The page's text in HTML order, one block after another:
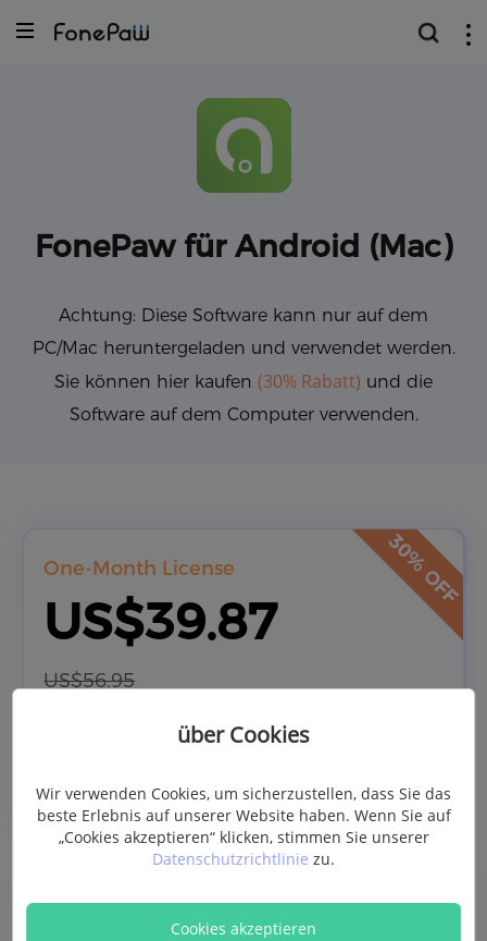
FonePaw für Android (Mac)
Achtung: Diese Software kann nur auf dem
PC/Mac heruntergeladen und verwendet werden.
Sie können hier kaufen (30% Rabatt) und die
Software auf dem Computer verwenden.
One-Month License
US$39.87
US$56.95
One-Year License
über Cookies
Wir verwenden Cookies, um sicherzustellen, dass Sie das
beste Erlebnis auf unserer Website haben. Wenn Sie auf
„Cookies akzeptieren“ klicken, stimmen Sie unserer
Datenschutzrichtlinie zu.
Cookies akzeptieren